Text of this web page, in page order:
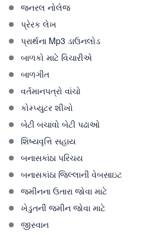
જનરલ નોલેજ
પ્રેરક લેખ
પ્રાર્થના Mp3 ડાઉનલોડ
બાળકો માટે વિચારીએ
બાળગીત
વર્તમાનપત્રો વાંચો
કોમ્પ્યુટર શીખો
બેટી બચાવો બેટી પઢાઓ
શિષ્યવૃત્તિ સહાય
બનાસકાંઠા પરિચય
બનાસકાંઠા જિલ્લાની વેબસાઇટ
જમીનના ઉતારા જોવા માટે
ખેડુતની જમીન જોવા માટે
જીસ્વાન